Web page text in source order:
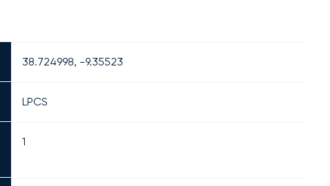
38.724998, -9.35523
LPCS
1